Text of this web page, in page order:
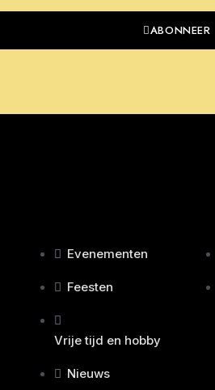
ABONNEER
Evenementen
Feesten
Vrije tijd en hobby
Nieuws